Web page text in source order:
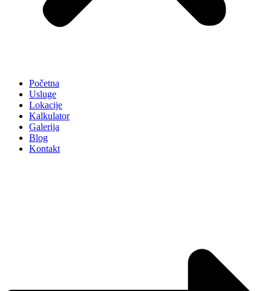
Početna
Usluge
Lokacije
Kalkulator
Galerija
Blog
Kontakt